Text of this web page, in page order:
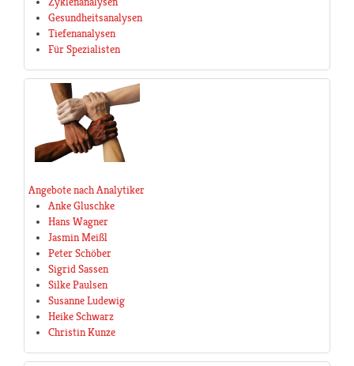
Gesundheitsanalysen
Tiefenanalysen
Für Spezialisten
Angebote nach Analytiker
Anke Gluschke
Hans Wagner
Jasmin Meißl
Peter Schöber
Sigrid Sassen
Silke Paulsen
Susanne Ludewig
Heike Schwarz
Christin Kunze